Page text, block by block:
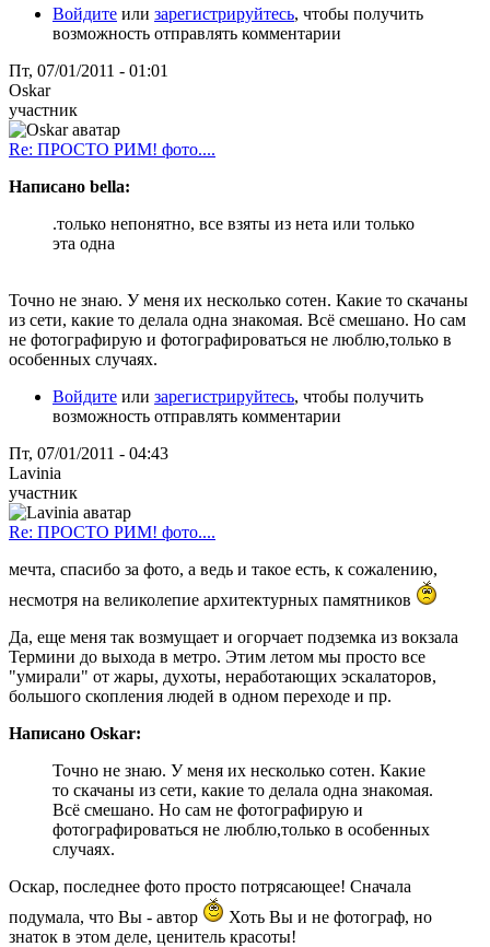
Войдите или зарегистрируйтесь, чтобы получить
возможность отправлять комментарии
Пт, 07/01/2011 - 01:01
Oskar
участник
Re: ПРОСТО РИМ! фото....
Написано bella:
.только непонятно, все взяты из нета или только
эта одна
Точно не знаю. У меня их несколько сотен. Какие то скачаны
из сети, какие то делала одна знакомая. Всё смешано. Но сам
не фотографирую и фотографироваться не люблю,только в
особенных случаях.
Войдите или зарегистрируйтесь, чтобы получить
возможность отправлять комментарии
Пт, 07/01/2011 - 04:43
Lavinia
участник
Re: ПРОСТО РИМ! фото....
мечта, спасибо за фото, а ведь и такое есть, к сожалению,
несмотря на великолепие архитектурных памятников
Да, еще меня так возмущает и огорчает подземка из вокзала
Термини до выхода в метро. Этим летом мы просто все
"умирали" от жары, духоты, неработающих эскалаторов,
большого скопления людей в одном переходе и пр.
Написано Oskar:
Точно не знаю. У меня их несколько сотен. Какие
то скачаны из сети, какие то делала одна знакомая.
Всё смешано. Но сам не фотографирую и
фотографироваться не люблю,только в особенных
случаях.
Оскар, последнее фото просто потрясающее! Сначала
подумала, что Вы - автор
Хоть Вы и не фотограф, но
знаток в этом деле, ценитель красоты!